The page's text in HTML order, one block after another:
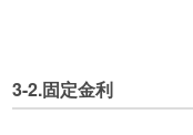
3-2.固定金利